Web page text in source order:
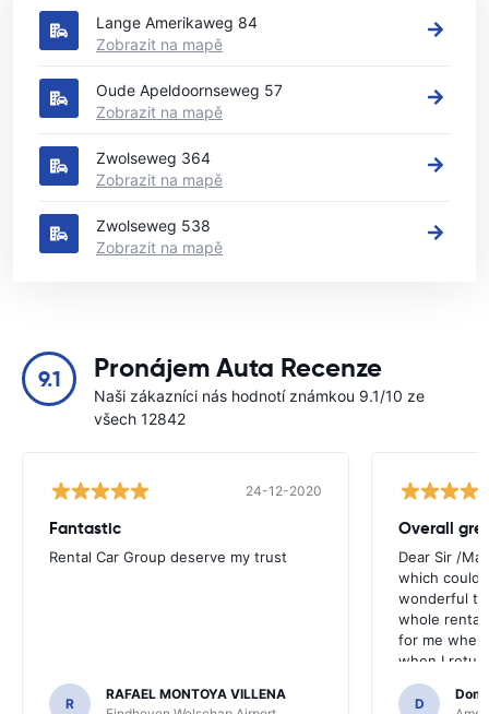
Lange Amerikaweg 84
Zobrazit na mapě
Oude Apeldoornseweg 57
Zobrazit na mapě
Zwolseweg 364
Zobrazit na mapě
Zwolseweg 538
Zobrazit na mapě
9.1 Pronájem Auta Recenze
Naši zákazníci nás hodnotí známkou 9.1/10 ze
všech 12842
24-12-2020
Fantastic
Rental Car Group deserve my trust
R
RAFAEL MONTOYA VILLENA
Overall
Dear Sir /
which could
wonderful to
whole
for me
when I
the desk
D